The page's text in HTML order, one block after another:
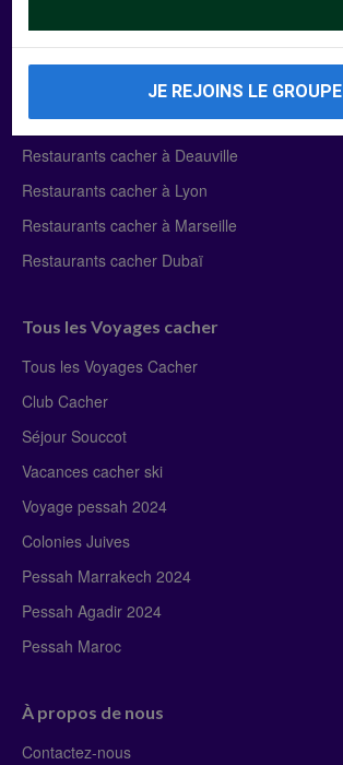
Manger Cacher
Liste des restaurants cacher
Restaurants cacher à Paris
Restaurants cacher à Deauville
Restaurants cacher à Lyon
Restaurants cacher à Marseille
Restaurants cacher Dubaï
Tous les Voyages cacher
Tous les Voyages Cacher
Club Cacher
Séjour Souccot
Vacances cacher ski
Voyage pessah 2024
Colonies Juives
Pessah Marrakech 2024
Pessah Agadir 2024
Pessah Maroc
À propos de nous
Contactez-nous
JE REJOINS LE GROUPE